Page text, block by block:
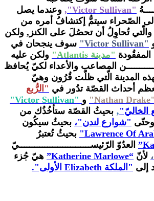
"Victor Sullivan",
وعندما يصل
إلى الصّحراء سيتمُّ إكتشافُ أمره من
تُحاوِلُ أن تحصُلَ على الكنز, ولكن
"Victor Sullivan"
سوف ينجحان في
المفقُودة "مدينة Atlantis"
ولكن عليه
المصاعب والأعداء لكيّ يُحافظ
المدينة الّتي ظلّت قُرُون وهيّ
أحداث القصّة تدُور في "الرُّبع
"Nathan Drake" و "Victor Sullivan"
الخاليّ"‚ بحيثُ القصّة ستأخُذُك من
وحتّى "شوارع لندن"، بحيثُ سيكُون
بحيثُ تُعتبرُ
العدُوّ الرّئيســــــــــــــــــــــــــــيّ
لأنّ “Katherine Marlowe”
هيّ جُزء
إلى "الملكة Elizabeth الأولى".